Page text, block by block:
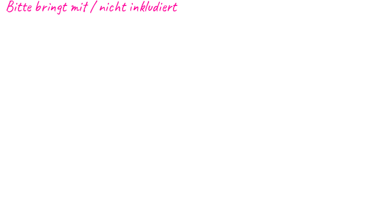
Bitte bringt mit / nicht inkludiert